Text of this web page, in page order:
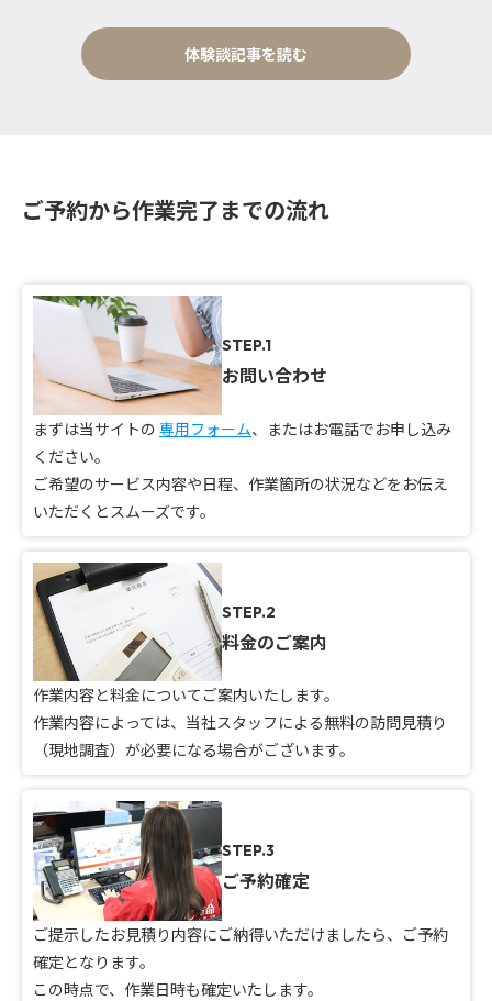
体験談記事を読む
ご予約から作業完了までの流れ
STEP.1
お問い合わせ
まずは当サイトの 専用フォーム、またはお電話でお申し込み
ください。
ご希望のサービス内容や日程、作業箇所の状況などをお伝え
いただくとスムーズです。
STEP.2
料金のご案内
作業内容と料金についてご案内いたします。
作業内容によっては、当社スタッフによる無料の訪問見積り
（現地調査）が必要になる場合がございます。
STEP.3
ご予約確定
ご提示したお見積り内容にご納得いただけましたら、ご予約
確定となります。
この時点で、作業日時も確定いたします。